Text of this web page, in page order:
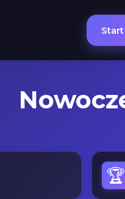
Start
🏆